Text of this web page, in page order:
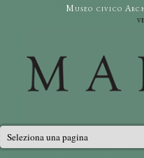
Salta al contenuto principale
Museo civico